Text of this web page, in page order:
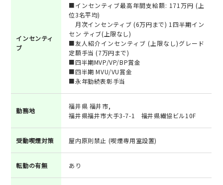
インセンティ
ブ
■インセンティブ最高年間支給額: 171万円 (上
位3名平均)
月次インセンティブ (6万円まで) 1四半期イン
セン ティブ(上限なし)
■友人紹介インセンティブ (上限なし)グレード
定額手当 (7万円まで)
■四半期MVP/VP/BP賞金
■四半期 MVU/VU賞金
■永年勤続表彰手当
勤務地
福井県 福井市,
福井県福井市大手3-7-1 福井県繊協ビル10F
受動喫煙対策 屋内原則禁止 (喫煙専用室設置)
転勤の有無 あり